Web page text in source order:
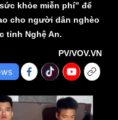
khỏe miễn phí” để
cho người dân nghèo
tỉnh Nghệ An.
PV/VOV.VN